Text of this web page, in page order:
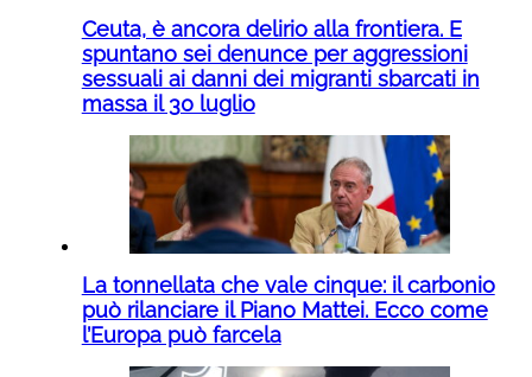
Ceuta, è ancora delirio alla frontiera. E
spuntano sei denunce per aggressioni
sessuali ai danni dei migranti sbarcati in
massa il 30 luglio
La tonnellata che vale cinque: il carbonio
può rilanciare il Piano Mattei. Ecco come
l’Europa può farcela